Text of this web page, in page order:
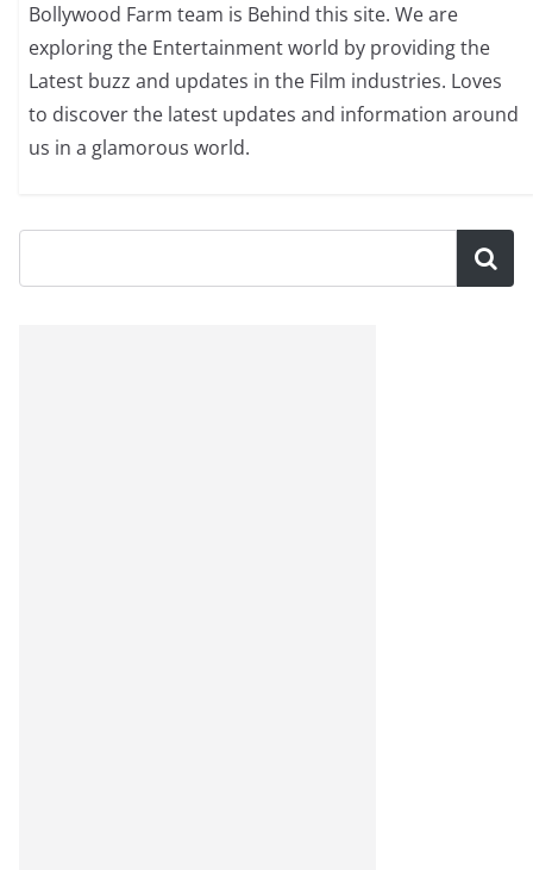
Bollywood Farm team is Behind this site. We are
exploring the Entertainment world by providing the
Latest buzz and updates in the Film industries. Loves
to discover the latest updates and information around
us in a glamorous world.